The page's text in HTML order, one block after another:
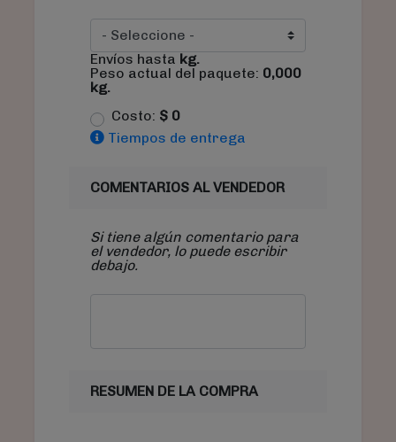
Envíos hasta kg.
Peso actual del paquete: 0,000
kg.
Costo: $ 0
Tiempos de entrega
COMENTARIOS AL VENDEDOR
Si tiene algún comentario para
el vendedor, lo puede escribir
debajo.
RESUMEN DE LA COMPRA